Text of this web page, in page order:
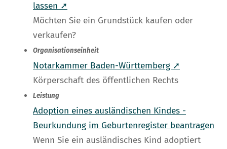
lassen ➚
Möchten Sie ein Grundstück kaufen oder
verkaufen?
Organisationseinheit
Notarkammer Baden-Württemberg ➚
Körperschaft des öffentlichen Rechts
Leistung
Adoption eines ausländischen Kindes -
Beurkundung im Geburtenregister beantragen
Wenn Sie ein ausländisches Kind adoptiert